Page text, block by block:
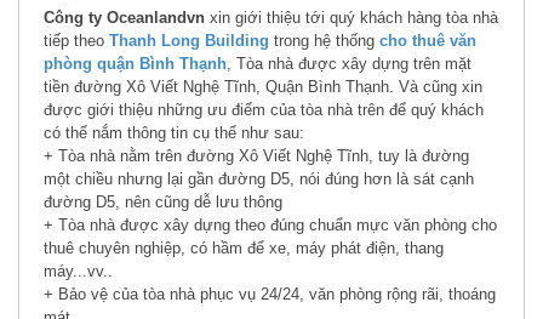
Công ty Oceanlandvn xin giới thiệu tới quý khách hàng tòa nhà
tiếp theo Thanh Long Building trong hệ thống cho thuê văn
phòng quận Bình Thạnh, Tòa nhà được xây dựng trên mặt
tiền đường Xô Viết Nghệ Tĩnh, Quận Bình Thạnh. Và cũng xin
được giới thiệu những ưu điểm của tòa nhà trên để quý khách
có thể nắm thông tin cụ thể như sau:
+ Tòa nhà nằm trên đường Xô Viết Nghệ Tĩnh, tuy là đường
một chiều nhưng lại gần đường D5, nói đúng hơn là sát cạnh
đường D5, nên cũng dễ lưu thông
+ Tòa nhà được xây dựng theo đúng chuẩn mực văn phòng cho
thuê chuyên nghiệp, có hầm để xe, máy phát điện, thang
máy...vv..
+ Bảo vệ của tòa nhà phục vụ 24/24, văn phòng rộng rãi, thoáng